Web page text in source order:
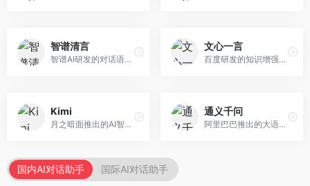
智谱清言
智谱AI研发的对话语言模型，支持中英双语交互。面向中文用户和开发者，提供知识问答、代码编写、文档解读等服务，开源生态完善，学术研究背景深厚。
文心一言
百度研发的知识增强大语言模型，深度融合百度知识图谱和搜索能力。面向中文用户，提供知识问答、文本创作、逻辑推理等服务，中文语境理解准确，知识覆盖面广。
Kimi
月之暗面推出的AI智能助手，核心优势在于超长文本处理能力，支持20万字以上文档分析。面向学术研究者、职场人士和内容创作者，提供文档解读、PPT生成、联网搜索等综合服务。
通义千问
阿里巴巴推出的大语言模型平台，提供对话问答、文档处理、图像理解、代码编写等全方位AI服务。面向企业用户和个人开发者，集成阿里云生态，支持多模态交互，企业级安全保障。
国内AI对话助手 国际AI对话助手